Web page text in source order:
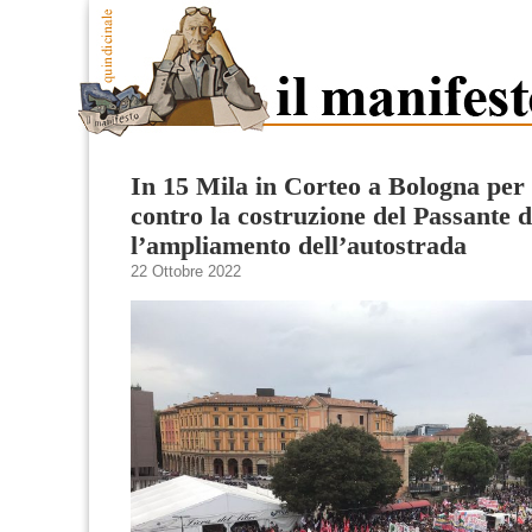
​In 15 Mila in Corteo a Bologna per
contro la costruzione del Passante
l’ampliamento dell’autostrada
22 Ottobre 2022